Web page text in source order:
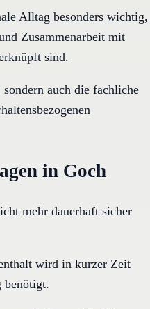
Alltag besonders wichtig,
Zusammenarbeit mit
sind.
auch die fachliche
in Goch
mehr dauerhaft sicher
wird in kurzer Zeit
benötigt.